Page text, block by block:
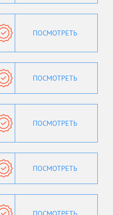
ПОСМОТРЕТЬ
ПОСМОТРЕТЬ
ПОСМОТРЕТЬ
ПОСМОТРЕТЬ